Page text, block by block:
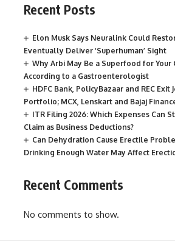
Recent Posts
Elon Musk Says Neuralink Could
Eventually Deliver ‘Superhuman’ Sight
Why Arbi May Be a Superfood for Your
According to a Gastroenterologist
HDFC Bank, PolicyBazaar and REC Exit
Portfolio; MCX, Lenskart and Bajaj
ITR Filing 2026: Which Expenses Can
Claim as Business Deductions?
Can Dehydration Cause Erectile
Drinking Enough Water May Affect
Recent Comments
No comments to show.